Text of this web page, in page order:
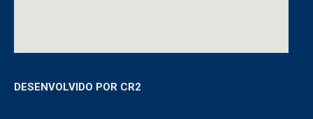
DESENVOLVIDO POR CR2